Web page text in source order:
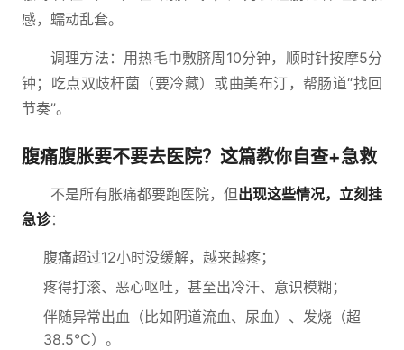
感，蠕动乱套。
调理方法：用热毛巾敷脐周10分钟，顺时针按摩5分
钟；吃点双歧杆菌（要冷藏）或曲美布汀，帮肠道“找回
节奏”。
腹痛腹胀要不要去医院？这篇教你自查+急救
不是所有胀痛都要跑医院，但出现这些情况，立刻挂
急诊：
腹痛超过12小时没缓解，越来越疼；
疼得打滚、恶心呕吐，甚至出冷汗、意识模糊；
伴随异常出血（比如阴道流血、尿血）、发烧（超
38.5℃）。